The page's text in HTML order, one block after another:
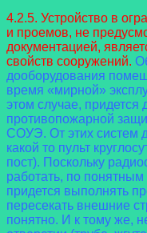
4.2.5. Устройство в
и проемов, не
документацией,
свойств сооружений.
дооборудования
время «мирной»
этом случае,
противопожарной
СОУЭ. От этих систем
какой то пульт
пост). Поскольку
работать, по
придется выполнять
пересекать внешние
понятно. И к тому же,